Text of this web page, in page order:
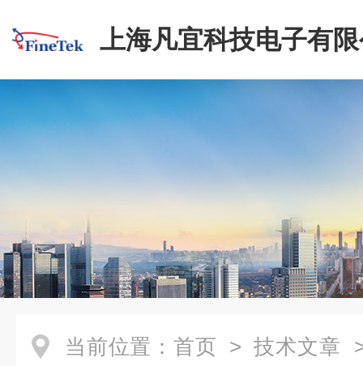
上海凡宜科技电子有
当前位置： 首页 > 技术文章